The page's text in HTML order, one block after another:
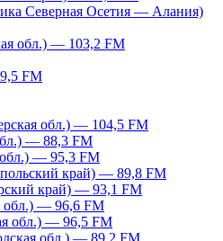
Северная Осетия — Алания)
обл.) — 103,2 FM
FM
обл.) — 104,5 FM
— 88,3 FM
— 95,3 FM
край) — 89,8 FM
край) — 93,1 FM
обл.) — 96,6 FM
обл.) — 96,5 FM
обл.) — 89,2 FM